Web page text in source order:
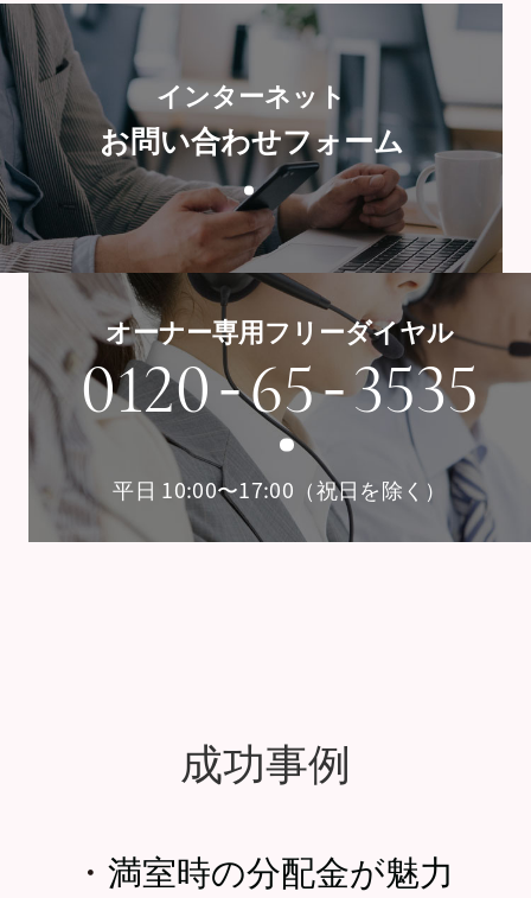
インターネット
お問い合わせフォーム
オーナー専用フリーダイヤル
0120-65-3535
平日 10:00〜17:00（祝日を除く）
成功事例
・ 満室時の分配金が魅力